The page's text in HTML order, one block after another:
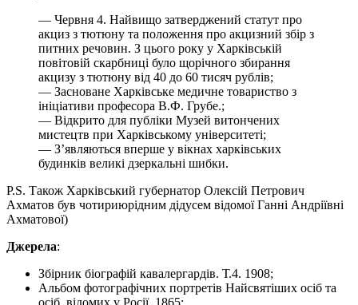
— Червня 4. Найвищо затверджений статут про
акциз з тютюну та положення про акцизний збір з
питних речовин. З цього року у Харківській
повітовій скарбниці було щорічного збирання
акцизу з тютюну від 40 до 60 тисяч рублів;
— Засноване Харківське медичне товариство з
ініціативи професора В.Ф. Грубе.;
— Відкрито для публіки Музей витончених
мистецтв при Харківському університеті;
— З’являються вперше у вікнах харківських
будинків великі дзеркальні шибки.
P.S. Також Харківський губернатор Олексій Петрович
Ахматов був чотириюрідним дідусем відомої Ганні Андріївні
Ахматової)
Джерела:
Збірник біографій кавалергардів. Т.4. 1908;
Альбом фотографічних портретів Найсвятіших осіб та
осіб, відомих у Росії, 1865;